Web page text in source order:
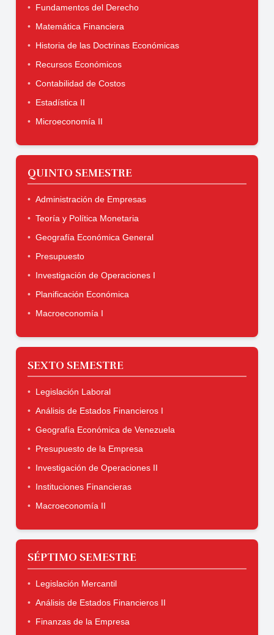
Fundamentos del Derecho
Matemática Financiera
Historia de las Doctrinas Económicas
Recursos Económicos
Contabilidad de Costos
Estadística II
Microeconomía II
QUINTO SEMESTRE
Administración de Empresas
Teoría y Política Monetaria
Geografía Económica General
Presupuesto
Investigación de Operaciones I
Planificación Económica
Macroeconomía I
SEXTO SEMESTRE
Legislación Laboral
Análisis de Estados Financieros I
Geografía Económica de Venezuela
Presupuesto de la Empresa
Investigación de Operaciones II
Instituciones Financieras
Macroeconomía II
SÉPTIMO SEMESTRE
Legislación Mercantil
Análisis de Estados Financieros II
Finanzas de la Empresa